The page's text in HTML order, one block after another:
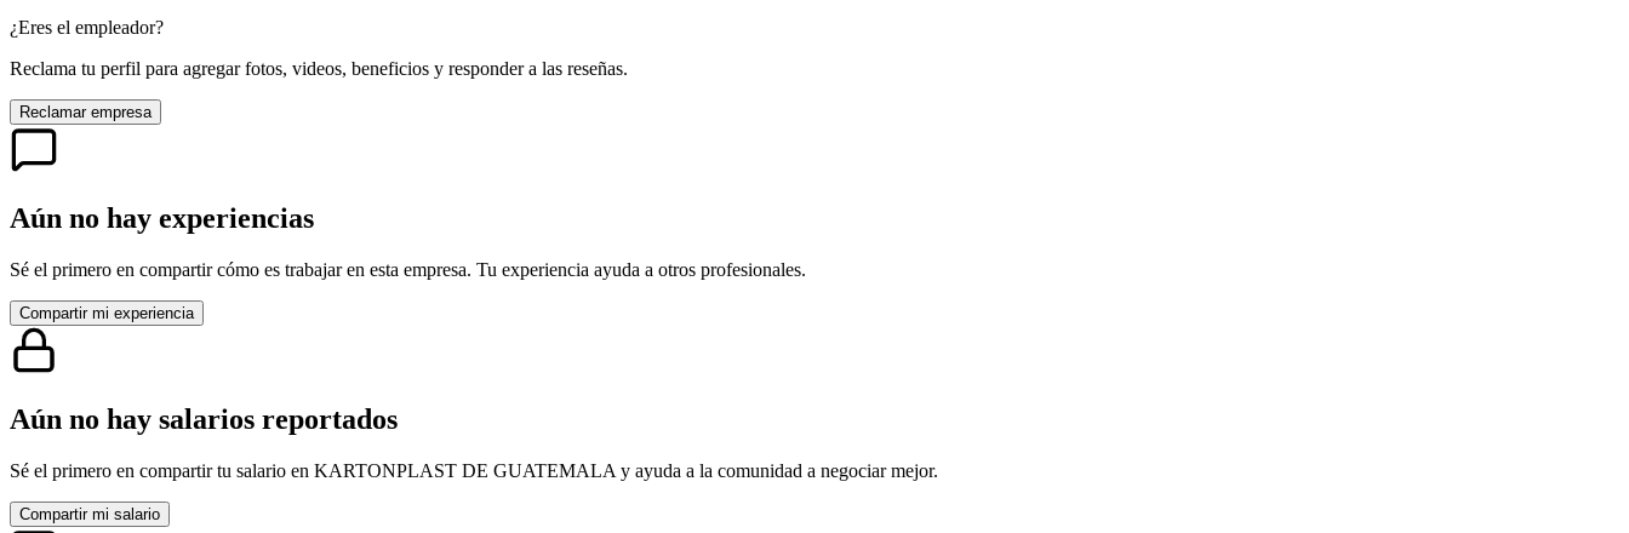
¿Eres el empleador?
Reclama tu perfil para agregar fotos, videos, beneficios y responder a las reseñas.
Reclamar empresa
Aún no hay experiencias
Sé el primero en compartir cómo es trabajar en esta empresa. Tu experiencia ayuda a otros profesionales.
Compartir mi experiencia
Aún no hay salarios reportados
Sé el primero en compartir tu salario en KARTONPLAST DE GUATEMALA y ayuda a la comunidad a negociar mejor.
Compartir mi salario